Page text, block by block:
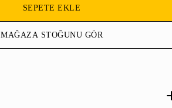
SEPETE EKLE
MAĞAZA STOĞUNU GÖR